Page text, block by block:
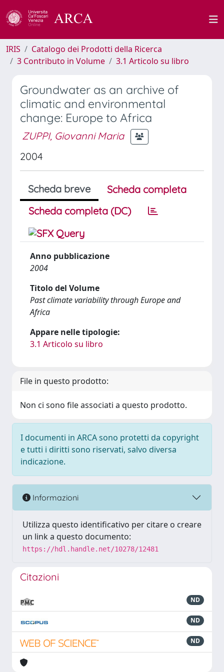
IRIS
Catalogo dei Prodotti della Ricerca
3 Contributo in Volume
3.1 Articolo su libro
Groundwater as an archive of
climatic and environmental
change: Europe to Africa
ZUPPI, Giovanni Maria
2004
Scheda breve
Scheda completa
Scheda completa (DC)
Anno pubblicazione
2004
Titolo del Volume
Past climate variability through Europe and
Africa
Appare nelle tipologie:
3.1 Articolo su libro
File in questo prodotto:
Non ci sono file associati a questo prodotto.
I documenti in ARCA sono protetti da copyright
e tutti i diritti sono riservati, salvo diversa
indicazione.
Informazioni
Utilizza questo identificativo per citare o creare
un link a questo documento:
https://hdl.handle.net/10278/12481
Citazioni
ND
ND
ND